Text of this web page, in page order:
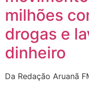
milhões
drogas e
dinheiro
Da Redação Aruanã